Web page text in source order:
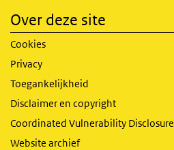
Over deze site
Cookies
Privacy
Toegankelijkheid
Disclaimer en copyright
Coordinated Vulnerability Disclosure
Website archief